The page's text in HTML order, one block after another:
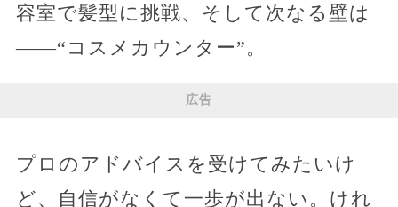
容室で髪型に挑戦、そして次なる壁は
——“コスメカウンター”。
広告
プロのアドバイスを受けてみたいけ
ど、自信がなくて一歩が出ない。けれ